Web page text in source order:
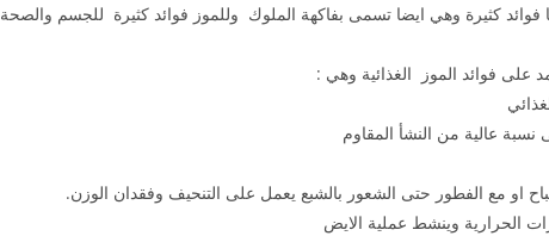
فوائد كثيرة وهي ايضا تسمى بفاكهة الملوك وللموز فوائد كثيرة للجسم والصحة
على فوائد الموز الغذائية وهي :
نسبة عالية من النشأ المقاوم
او مع الفطور حتى الشعور بالشبع يعمل على التنحيف وفقدان الوزن.
الحرارية وينشط عملية الايض